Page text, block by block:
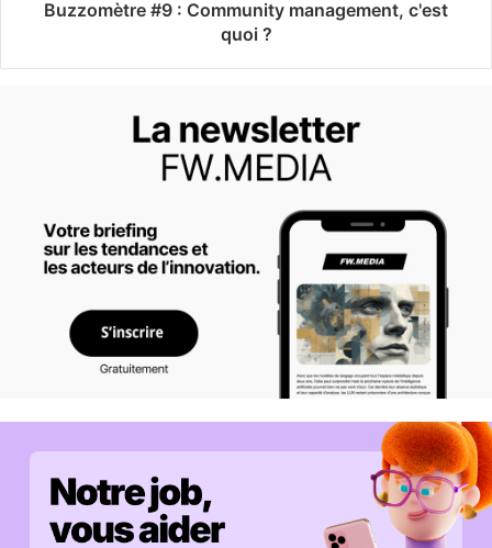
Buzzomètre #9 : Community management, c'est
quoi ?